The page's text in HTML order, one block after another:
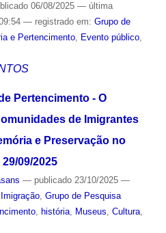
06/08/2025 — última
— registrado em: Grupo de
e Pertencimento, Evento público,
Pertencimento - O
de Imigrantes
e Preservação no
09/2025
— publicado23/10/2025 —
Imigração, Grupo de Pesquisa
, história, Museus Cultura,